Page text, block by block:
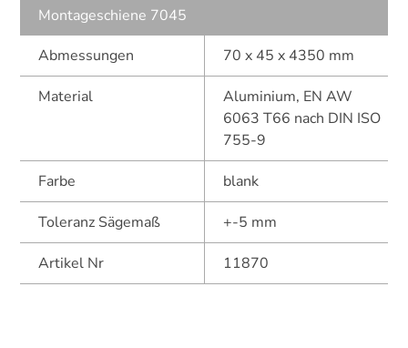
Montageschiene 7045
Abmessungen
70 x 45 x 4350 mm
Material
Aluminium, EN AW
6063 T66 nach DIN ISO
755-9
Farbe blank
Toleranz Sägemaß +-5 mm
Artikel Nr 11870